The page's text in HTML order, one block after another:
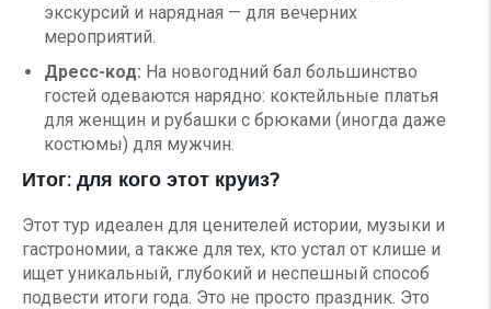
экскурсий и нарядная — для вечерних
мероприятий.
Дресс-код: На новогодний бал большинство
гостей одеваются нарядно: коктейльные платья
для женщин и рубашки с брюками (иногда даже
костюмы) для мужчин.
Итог: для кого этот круиз?
Этот тур идеален для ценителей истории, музыки и
гастрономии, а также для тех, кто устал от клише и
ищет уникальный, глубокий и неспешный способ
подвести итоги года. Это не просто праздник. Это